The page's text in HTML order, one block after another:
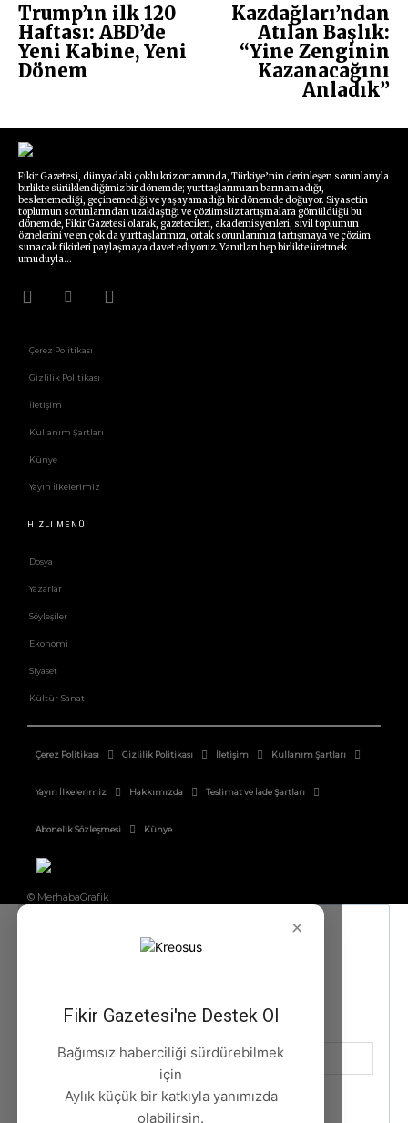
Trump’ın ilk 120
Haftası: ABD’de
Yeni Kabine, Yeni
Dönem
Kazdağları’ndan
Atılan Başlık:
“Yine Zenginin
Kazanacağını
Anladık”
Fikir Gazetesi, dünyadaki çoklu kriz ortamında, Türkiye’nin derinleşen sorunlarıyla
birlikte sürüklendiğimiz bir dönemde; yurttaşlarımızın barınamadığı,
beslenemediği, geçinemediği ve yaşayamadığı bir dönemde doğuyor. Siyasetin
toplumun sorunlarından uzaklaştığı ve çözümsüz tartışmalara gömüldüğü bu
dönemde, Fikir Gazetesi olarak, gazetecileri, akademisyenleri, sivil toplumun
öznelerini ve en çok da yurttaşlarımızı, ortak sorunlarımızı tartışmaya ve çözüm
sunacak fikirleri paylaşmaya davet ediyoruz. Yanıtları hep birlikte üretmek
umuduyla...
Çerez Politikası
Gizlilik Politikası
İletişim
Kullanım Şartları
Künye
Yayın İlkelerimiz
HIZLI MENÜ
Dosya
Yazarlar
Söyleşiler
Ekonomi
Siyaset
Kültür-Sanat
Çerez Politikası Gizlilik Politikası İletişim Kullanım Şartları
Yayın İlkelerimiz Hakkımızda Teslimat ve İade Şartları
Abonelik Sözleşmesi Künye
© MerhabaGrafik
×
Fikir Gazetesi'ne Destek Ol
Bağımsız haberciliği sürdürebilmek
için
Aylık küçük bir katkıyla yanımızda
olabilirsin.